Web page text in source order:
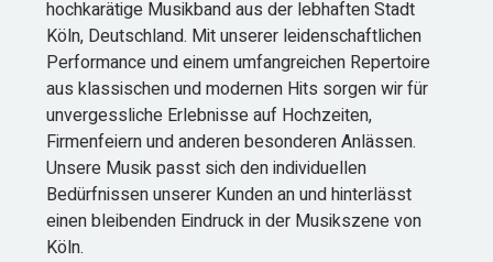
hochkarätige Musikband aus der lebhaften Stadt
Köln, Deutschland. Mit unserer leidenschaftlichen
Performance und einem umfangreichen Repertoire
aus klassischen und modernen Hits sorgen wir für
unvergessliche Erlebnisse auf Hochzeiten,
Firmenfeiern und anderen besonderen Anlässen.
Unsere Musik passt sich den individuellen
Bedürfnissen unserer Kunden an und hinterlässt
einen bleibenden Eindruck in der Musikszene von
Köln.